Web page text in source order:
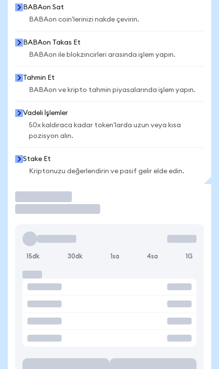
BABAon Sat
BABAon coin'lerinizi nakde çevirin.
BABAon Takas Et
BABAon ile blokzincirleri arasında işlem yapın.
Tahmin Et
BABAon ve kripto tahmin piyasalarında işlem yapın.
Vadeli İşlemler
50x kaldıraca kadar token'larda uzun veya kısa
pozisyon alın.
Stake Et
Kriptonuzu değerlendirin ve pasif gelir elde edin.
15dk 30dk 1sa 4sa 1G